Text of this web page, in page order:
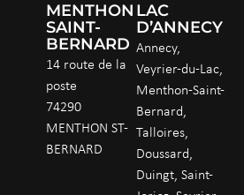
MENTHON
SAINT-
BERNARD
14 route de la
poste
74290
MENTHON ST-
BERNARD
LAC
D’ANNECY
Annecy,
Veyrier-du-Lac,
Menthon-Saint-
Bernard,
Talloires,
Doussard,
Duingt, Saint-